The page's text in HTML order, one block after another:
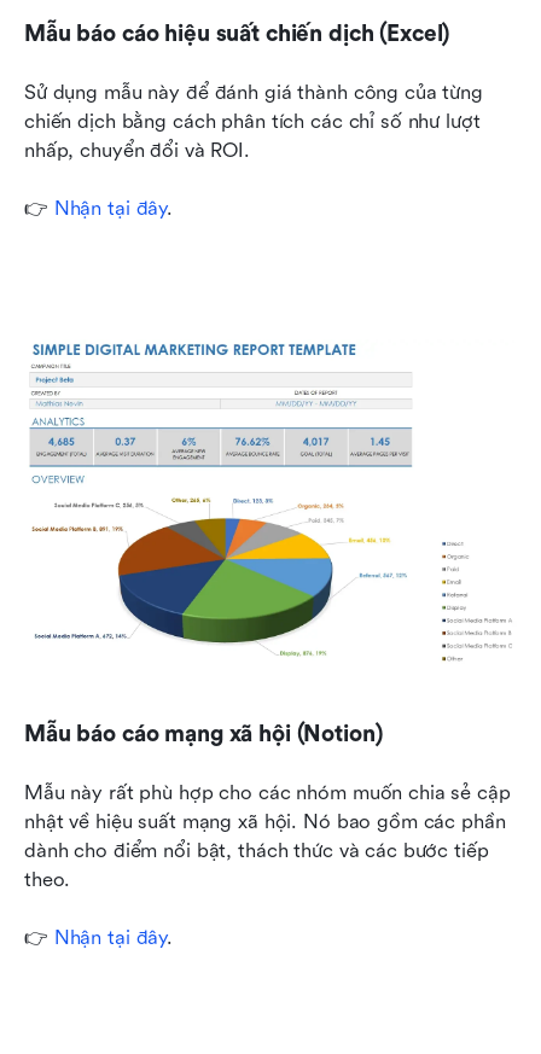
Mẫu báo cáo hiệu suất chiến dịch (Excel)
Sử dụng mẫu này để đánh giá thành công của từng
chiến dịch bằng cách phân tích các chỉ số như lượt
nhấp, chuyển đổi và ROI.
👉 Nhận tại đây.
Mẫu báo cáo mạng xã hội (Notion)
Mẫu này rất phù hợp cho các nhóm muốn chia sẻ cập
nhật về hiệu suất mạng xã hội. Nó bao gồm các phần
dành cho điểm nổi bật, thách thức và các bước tiếp
theo.
👉 Nhận tại đây.